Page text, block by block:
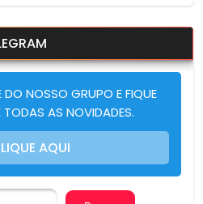
DO NOSSO GRUPO E FIQUE
TODAS AS NOVIDADES.
AQUI